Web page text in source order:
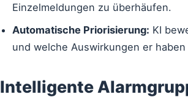
Einzelmeldungen zu überhäufen.
Automatische Priorisierung: KI
und welche Auswirkungen er
Intelligente